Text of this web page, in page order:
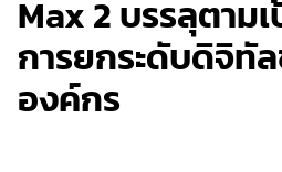
Max 2 บรรลุตาม
การยกระดับดิจิทั
องค์กร